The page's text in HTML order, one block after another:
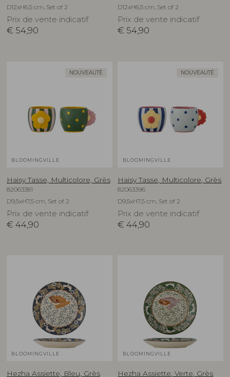
D12xH6,5 cm, Set of 2
Prix de vente indicatif
€ 54,90
D12xH6,5 cm, Set of 2
Prix de vente indicatif
€ 54,90
NOUVEAUTÉ
BLOOMINGVILLE
Haisy Tasse, Multicolore, Grès
82063381
D9,5xH7,5 cm, Set of 2
Prix de vente indicatif
€ 44,90
NOUVEAUTÉ
BLOOMINGVILLE
Haisy Tasse, Multicolore, Grès
82063396
D9,5xH7,5 cm, Set of 2
Prix de vente indicatif
€ 44,90
BLOOMINGVILLE
Hezha Assiette, Bleu, Grès
BLOOMINGVILLE
Hezha Assiette, Verte, Grès